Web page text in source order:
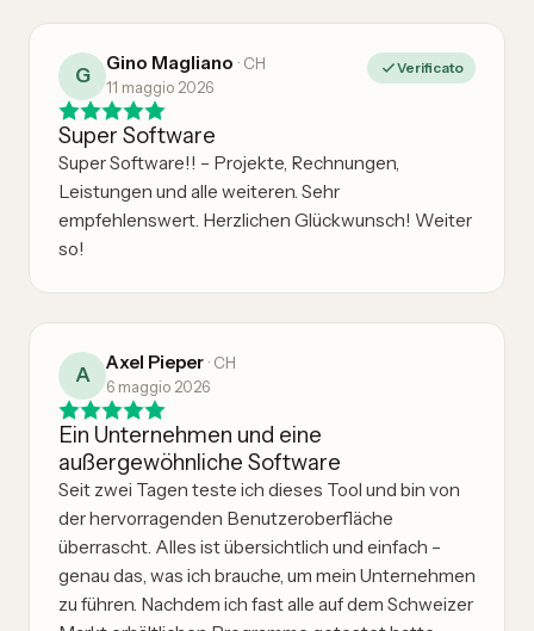
G
Gino Magliano · CH
11 maggio 2026
Verificato
Super Software
Super Software!! – Projekte, Rechnungen,
Leistungen und alle weiteren. Sehr
empfehlenswert. Herzlichen Glückwunsch! Weiter
so!
A
Axel Pieper · CH
6 maggio 2026
Ein Unternehmen und eine
außergewöhnliche Software
Seit zwei Tagen teste ich dieses Tool und bin von
der hervorragenden Benutzeroberfläche
überrascht. Alles ist übersichtlich und einfach –
genau das, was ich brauche, um mein Unternehmen
zu führen. Nachdem ich fast alle auf dem Schweizer